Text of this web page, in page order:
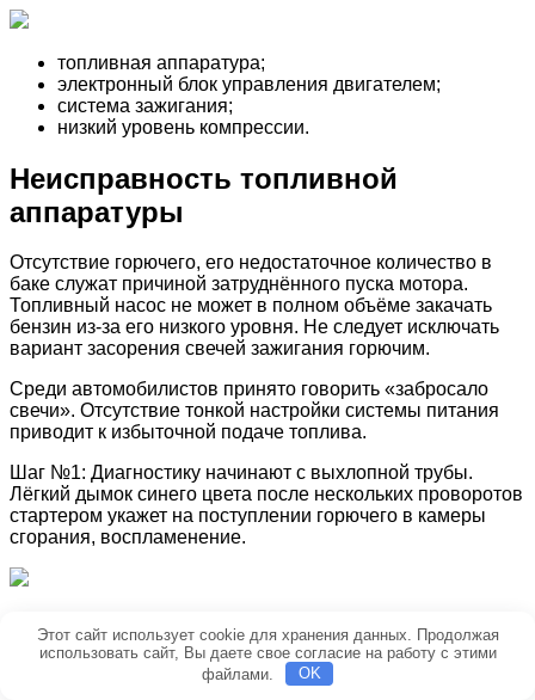
топливная аппаратура;
электронный блок управления двигателем;
система зажигания;
низкий уровень компрессии.
Неисправность топливной
аппаратуры
Отсутствие горючего, его недостаточное количество в
баке служат причиной затруднённого пуска мотора.
Топливный насос не может в полном объёме закачать
бензин из-за его низкого уровня. Не следует исключать
вариант засорения свечей зажигания горючим.
Среди автомобилистов принято говорить «забросало
свечи». Отсутствие тонкой настройки системы питания
приводит к избыточной подаче топлива.
Шаг №1: Диагностику начинают с выхлопной трубы.
Лёгкий дымок синего цвета после нескольких проворотов
стартером укажет на поступлении горючего в камеры
сгорания, воспламенение.
осматриваем целостность электрода, цоколя, «заливку»
топливом или маслом. Наличие последнего укажет на
потерю герметичности топливных форсунок. Также
Этот сайт использует cookie для хранения данных. Продолжая
использовать сайт, Вы даете свое согласие на работу с этими
файлами.
OK